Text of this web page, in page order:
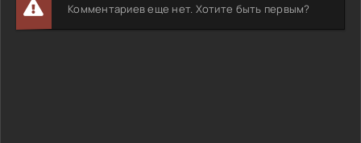
Комментариев еще нет. Хотите быть первым?